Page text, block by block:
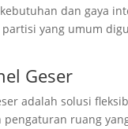
dan gaya
yang umum
Geser
adalah solusi
pengaturan ruang